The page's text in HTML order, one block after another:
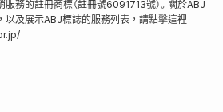
務的註冊商標（註冊號6091713號）。關於ABJ
以及展示ABJ標誌的服務列表，請點擊這裡